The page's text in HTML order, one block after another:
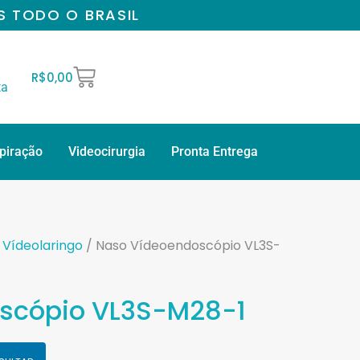
TODO O BRASIL
R$0,00
Videocirurgia Pronta Entrega
Vídeolaringo/ Naso Vídeoendoscópio VL3S-
VL3S-M28-1